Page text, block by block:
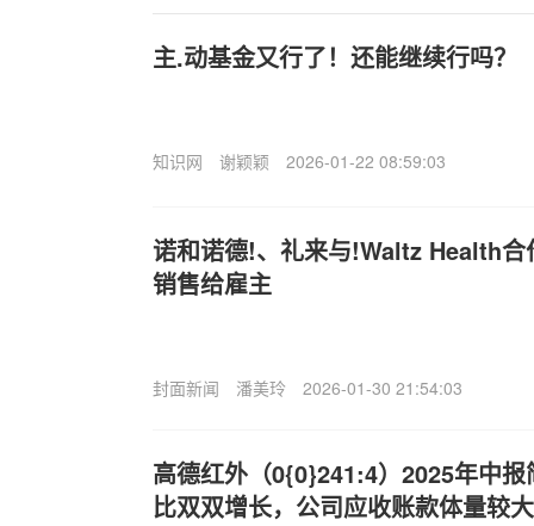
主.动基金又行了！还能继续行吗？
知识网 谢颖颖 2026-01-22 08:59:03
诺和诺德!、礼来与!Waltz Health合
销售给雇主
封面新闻 潘美玲 2026-01-30 21:54:03
高德红外（0{0}241:4）2025年中
比双双增长，公司应收账款体量较大